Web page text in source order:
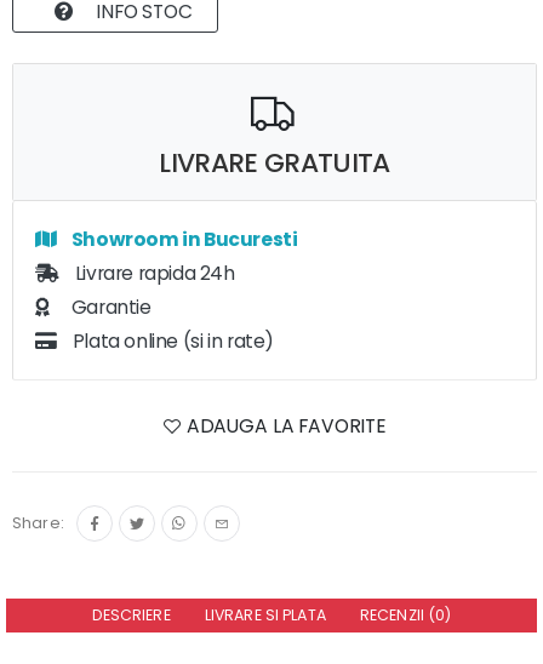
INFO STOC
LIVRARE GRATUITA
Showroom in Bucuresti
Livrare rapida 24h
Garantie
Plata online (si in rate)
ADAUGA LA FAVORITE
Share:
DESCRIERE LIVRARE SI PLATA RECENZII (0)